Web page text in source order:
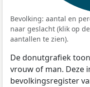
Bevolking: aantal en
naar geslacht (klik op
aantallen te zien).
De donutgrafiek
vrouw of man. Deze
bevolkingsregister